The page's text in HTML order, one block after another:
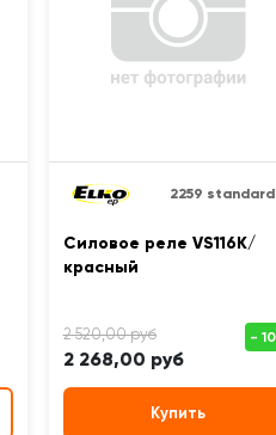
2259 standard
Силовое реле VS116K/
красный
2 268,00 руб
Купить